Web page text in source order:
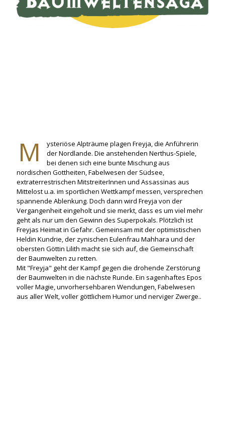
M
ysteriöse Alpträume plagen Freyja, die Anführerin
der Nordlande. Die anstehenden Nerthus-Spiele,
bei denen sich eine bunte Mischung aus
nordischen Gottheiten, Fabelwesen der Südsee,
extraterrestrischen MitstreiterInnen und Assassinas aus
Mittelost u.a. im sportlichen Wettkampf messen, versprechen
spannende Ablenkung. Doch dann wird Freyja von der
Vergangenheit eingeholt und sie merkt, dass es um viel mehr
geht als nur um den Gewinn des Superpokals. Plötzlich ist
Freyjas Heimat in Gefahr. Gemeinsam mit der optimistischen
Heldin Kundrie, der zynischen Eulenfrau Mahhara und der
obersten Göttin Lilith macht sie sich auf, die Gemeinschaft
der Baumwelten zu retten.
Mit "Freyja" geht der Kampf gegen die drohende Zerstörung
der Baumwelten in die nächste Runde. Ein sagenhaftes Epos
voller Magie, unvorhersehbaren Wendungen, Fabelwesen
aus aller Welt, voller göttlichem Humor und nerviger Zwerge..